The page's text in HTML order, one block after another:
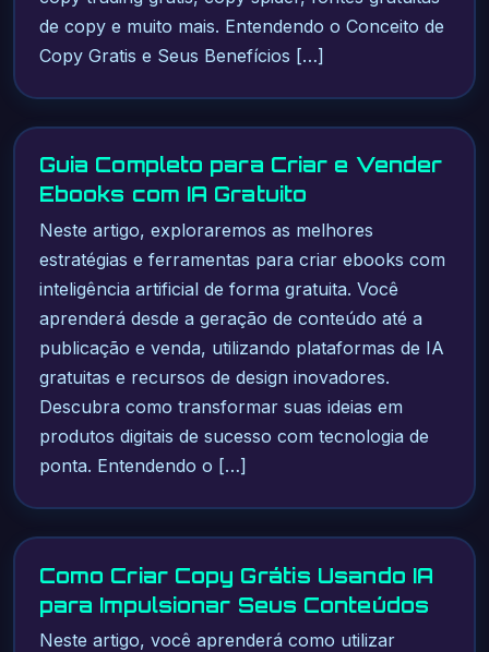
de copy e muito mais. Entendendo o Conceito de
Copy Gratis e Seus Benefícios […]
Guia Completo para Criar e Vender
Ebooks com IA Gratuito
Neste artigo, exploraremos as melhores
estratégias e ferramentas para criar ebooks com
inteligência artificial de forma gratuita. Você
aprenderá desde a geração de conteúdo até a
publicação e venda, utilizando plataformas de IA
gratuitas e recursos de design inovadores.
Descubra como transformar suas ideias em
produtos digitais de sucesso com tecnologia de
ponta. Entendendo o […]
Como Criar Copy Grátis Usando IA
para Impulsionar Seus Conteúdos
Neste artigo, você aprenderá como utilizar